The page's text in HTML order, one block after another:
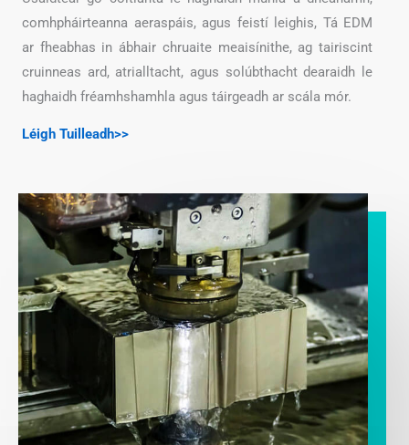
comhpháirteanna aeraspáis, agus feistí leighis, Tá EDM
ar fheabhas in ábhair chruaite meaisínithe, ag tairiscint
cruinneas ard, atrialltacht, agus solúbthacht dearaidh le
haghaidh fréamhshamhla agus táirgeadh ar scála mór.
Léigh Tuilleadh>>